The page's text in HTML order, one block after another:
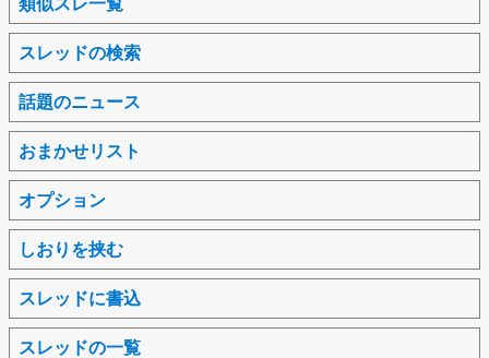
スレッドの検索
話題のニュース
おまかせリスト
オプション
しおりを挟む
スレッドに書込
スレッドの一覧